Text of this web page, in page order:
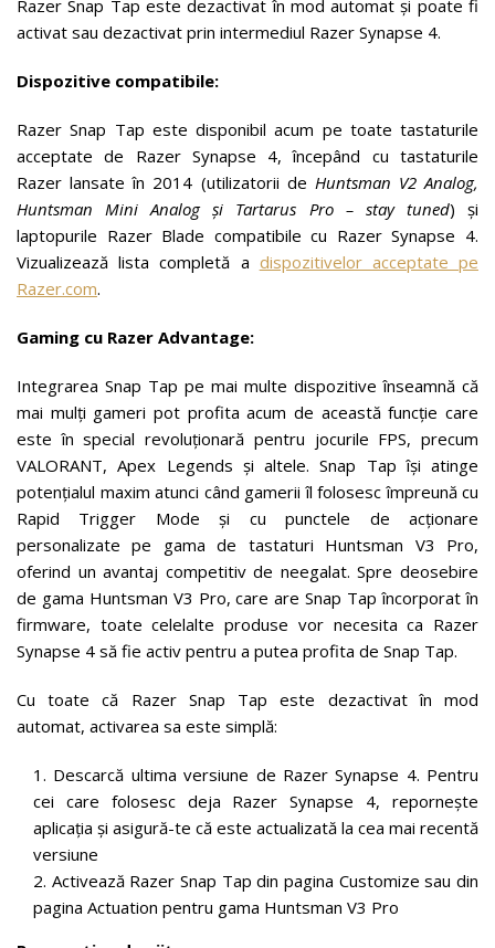
Razer Snap Tap este dezactivat în mod automat și poate fi
activat sau dezactivat prin intermediul Razer Synapse 4.
Dispozitive compatibile:
Razer Snap Tap este disponibil acum pe toate tastaturile
acceptate de Razer Synapse 4, începând cu tastaturile
Razer lansate în 2014 (utilizatorii de Huntsman V2 Analog,
Huntsman Mini Analog și Tartarus Pro – stay tuned) și
laptopurile Razer Blade compatibile cu Razer Synapse 4.
Vizualizează lista completă a dispozitivelor acceptate pe
Razer.com.
Gaming cu Razer Advantage:
Integrarea Snap Tap pe mai multe dispozitive înseamnă că
mai mulți gameri pot profita acum de această funcție care
este în special revoluționară pentru jocurile FPS, precum
VALORANT, Apex Legends și altele. Snap Tap își atinge
potențialul maxim atunci când gamerii îl folosesc împreună cu
Rapid Trigger Mode și cu punctele de acționare
personalizate pe gama de tastaturi Huntsman V3 Pro,
oferind un avantaj competitiv de neegalat. Spre deosebire
de gama Huntsman V3 Pro, care are Snap Tap încorporat în
firmware, toate celelalte produse vor necesita ca Razer
Synapse 4 să fie activ pentru a putea profita de Snap Tap.
Cu toate că Razer Snap Tap este dezactivat în mod
automat, activarea sa este simplă:
Descarcă ultima versiune de Razer Synapse 4. Pentru
cei care folosesc deja Razer Synapse 4, repornește
aplicația și asigură-te că este actualizată la cea mai recentă
versiune
Activează Razer Snap Tap din pagina Customize sau din
pagina Actuation pentru gama Huntsman V3 Pro